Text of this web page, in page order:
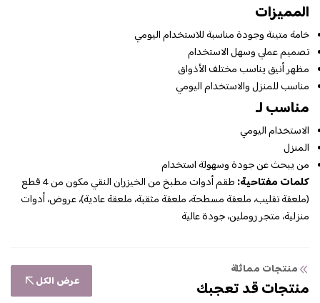
المميزات
خامة متينة وجودة مناسبة للاستخدام اليومي
تصميم عملي وسهل الاستخدام
مظهر أنيق يناسب مختلف الأذواق
مناسب للمنزل والاستخدام اليومي
مناسب لـ
الاستخدام اليومي
المنزل
من يبحث عن جودة وسهولة استخدام
كلمات مفتاحية:
طقم أدوات مطبخ من الخيزران النقي مكون من 4 قطع
(ملعقة تقليب، ملعقة مسطحة، ملعقة مثقبة، ملعقة عادية)، عروض، أدوات
منزلية، متجر روملين، جودة عالية
منتجات مماثلة
منتجات قد تعجبك عرض الكل